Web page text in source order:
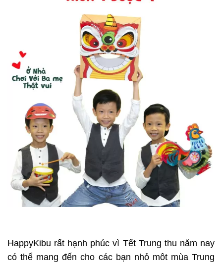
HappyKibu rất hạnh phúc vì Tết Trung thu năm nay
có thể mang đến cho các bạn nhỏ môt mùa Trung